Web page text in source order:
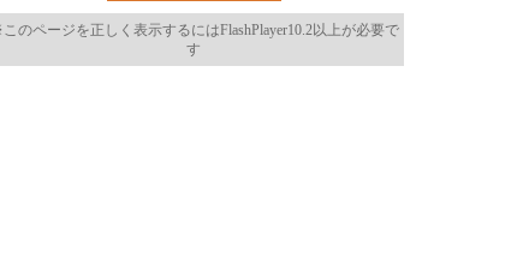
のページを正しく表示するにはFlashPlayer10.2以上が必要で
す